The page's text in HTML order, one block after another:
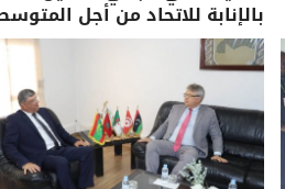
بالإنابة للاتحاد من أجل